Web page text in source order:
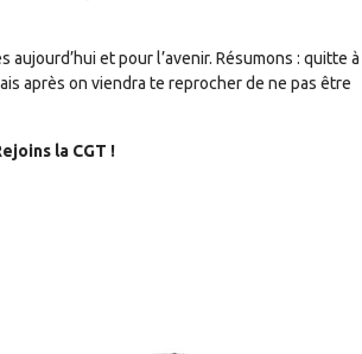
aujourd’hui et pour l’avenir. Résumons : quitte à
après on viendra te reprocher de ne pas être
la CGT !